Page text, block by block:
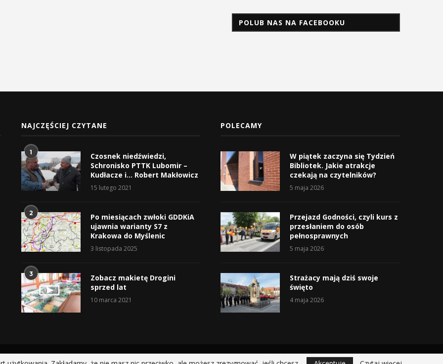
POLUB NAS NA FACEBOOKU
NAJCZĘŚCIEJ CZYTANE
1
Czosnek niedźwiedzi,
Schronisko PTTK Lubomir –
Kudłacze i… Robert Makłowicz
15 lutego 2021
2
Po miesiącach zwłoki GDDKiA
ujawnia warianty S7 z
Krakowa do Myślenic
3 listopada 2025
3
Zobacz makietę Drogini
sprzed lat
10 marca 2021
POLECAMY
W piątek zaczyna się Tydzień
Bibliotek. Jakie atrakcje
czekają na czytelników?
5 maja 2026
Przejazd Godności, czyli kurs z
przesłaniem do osób
pełnosprawnych
5 maja 2026
Strażacy mają dziś swoje
święto
4 maja 2026
@2019 - All Right Reserved.